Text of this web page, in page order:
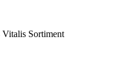
Vitalis Sortiment